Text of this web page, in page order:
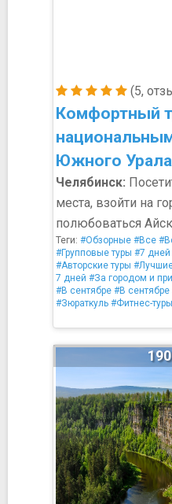
(5,
Комфортный
Южного Урала
Челябинск:
места, взойти на
полюбоваться
Теги: #Обзорные #Все
#Групповые туры #7 дней
#Авторские туры
7 дней #За городом и
#В сентябре #В сентябре
#Зюраткуль #Фитнес-туры